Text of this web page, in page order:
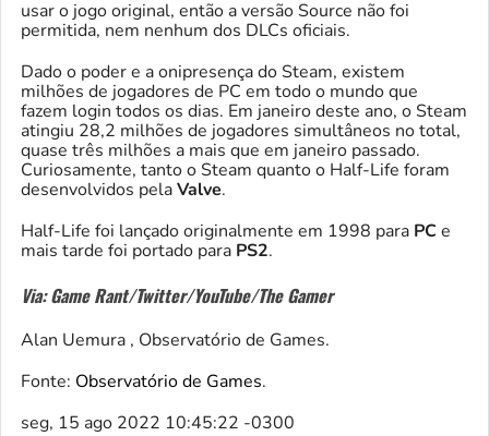
usar o jogo original, então a versão Source não foi
permitida, nem nenhum dos DLCs oficiais.
Dado o poder e a onipresença do Steam, existem
milhões de jogadores de PC em todo o mundo que
fazem login todos os dias. Em janeiro deste ano, o Steam
atingiu 28,2 milhões de jogadores simultâneos no total,
quase três milhões a mais que em janeiro passado.
Curiosamente, tanto o Steam quanto o Half-Life foram
desenvolvidos pelaValve.
Half-Life foi lançado originalmente em 1998 para PCe
mais tarde foi portado para PS2.
Via: Game Rant/Twitter/YouTube/The Gamer
Alan Uemura , Observatório de Games.
Fonte: Observatório de Games.
seg, 15 ago 2022 10:45:22 -0300